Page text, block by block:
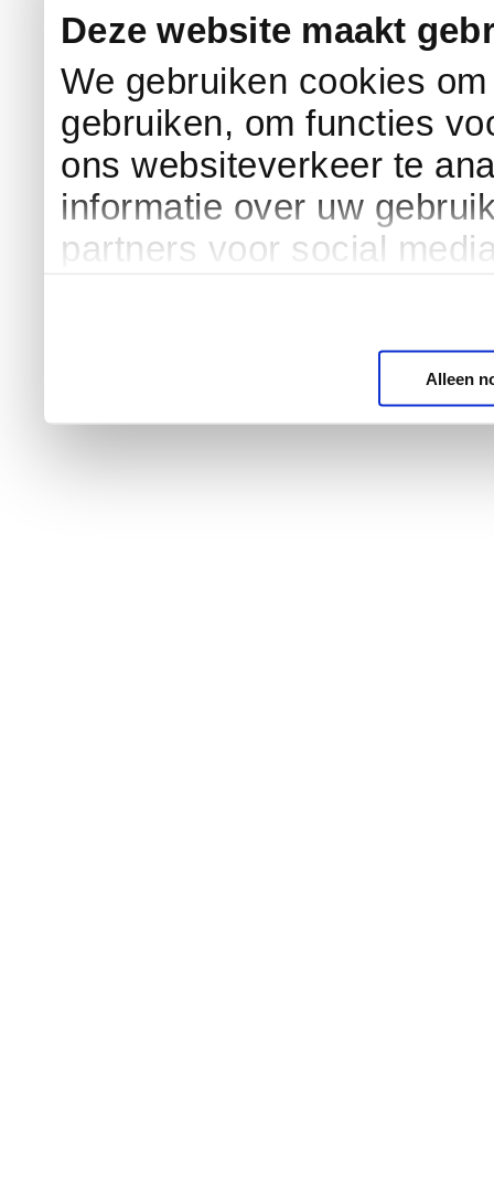
Deze website maakt
We gebruiken cookies
gebruiken, om functies
ons websiteverkeer te
informatie over uw
partners voor social
Alleen